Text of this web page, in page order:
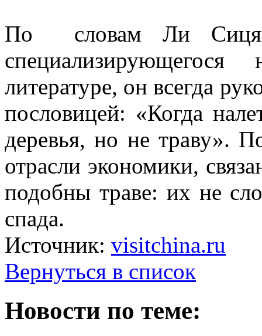
По словам Ли Сицяна,
литературе, он всегда
пословицей: «Когда
деревья, но не траву».
отрасли экономики,
подобны траве: их не
спада.
Источник: visitchina.ru
Вернуться в список
Новости по теме: